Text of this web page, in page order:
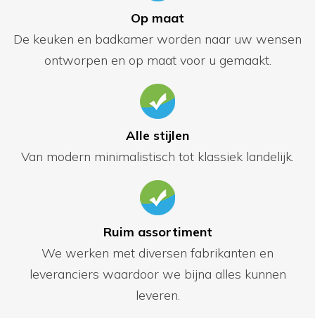
Op maat
De keuken en badkamer worden naar uw wensen
ontworpen en op maat voor u gemaakt.
Alle stijlen
Van modern minimalistisch tot klassiek landelijk.
Ruim assortiment
We werken met diversen fabrikanten en
leveranciers waardoor we bijna alles kunnen
leveren.